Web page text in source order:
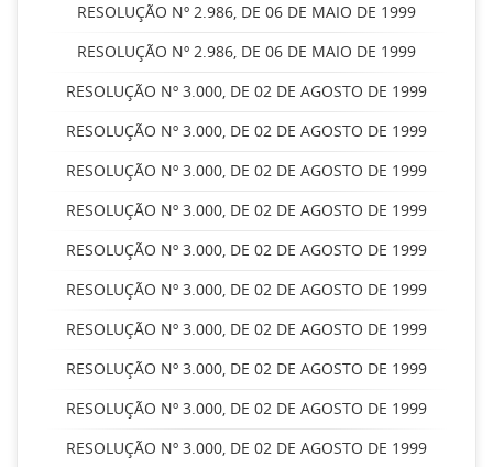
RESOLUÇÃO Nº 2.986, DE 06 DE MAIO DE 1999
RESOLUÇÃO Nº 2.986, DE 06 DE MAIO DE 1999
RESOLUÇÃO Nº 3.000, DE 02 DE AGOSTO DE 1999
RESOLUÇÃO Nº 3.000, DE 02 DE AGOSTO DE 1999
RESOLUÇÃO Nº 3.000, DE 02 DE AGOSTO DE 1999
RESOLUÇÃO Nº 3.000, DE 02 DE AGOSTO DE 1999
RESOLUÇÃO Nº 3.000, DE 02 DE AGOSTO DE 1999
RESOLUÇÃO Nº 3.000, DE 02 DE AGOSTO DE 1999
RESOLUÇÃO Nº 3.000, DE 02 DE AGOSTO DE 1999
RESOLUÇÃO Nº 3.000, DE 02 DE AGOSTO DE 1999
RESOLUÇÃO Nº 3.000, DE 02 DE AGOSTO DE 1999
RESOLUÇÃO Nº 3.000, DE 02 DE AGOSTO DE 1999